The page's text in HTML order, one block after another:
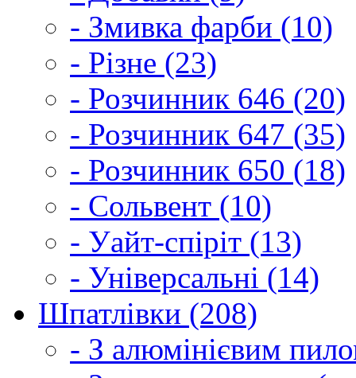
- Змивка фарби (10)
- Різне (23)
- Розчинник 646 (20)
- Розчинник 647 (35)
- Розчинник 650 (18)
- Сольвент (10)
- Уайт-спіріт (13)
- Універсальні (14)
Шпатлівки (208)
- З алюмінієвим